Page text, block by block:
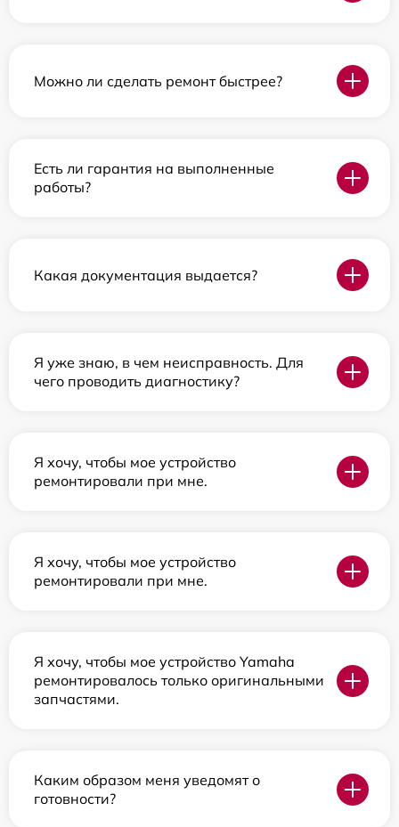
Можно ли сделать ремонт быстрее?
Есть ли гарантия на выполненные
работы?
Какая документация выдается?
Я уже знаю, в чем неисправность. Для
чего проводить диагностику?
Я хочу, чтобы мое устройство
ремонтировали при мне.
Я хочу, чтобы мое устройство
ремонтировали при мне.
Я хочу, чтобы мое устройство Yamaha
ремонтировалось только оригинальными
запчастями.
Каким образом меня уведомят о
готовности?